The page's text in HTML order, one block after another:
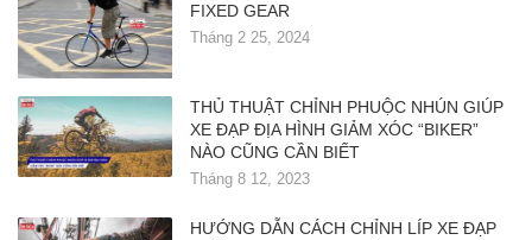
FIXED GEAR
Tháng 2 25, 2024
THỦ THUẬT CHỈNH PHUỘC NHÚN GIÚP
XE ĐẠP ĐỊA HÌNH GIẢM XÓC “BIKER”
NÀO CŨNG CẦN BIẾT
Tháng 8 12, 2023
HƯỚNG DẪN CÁCH CHỈNH LÍP XE ĐẠP